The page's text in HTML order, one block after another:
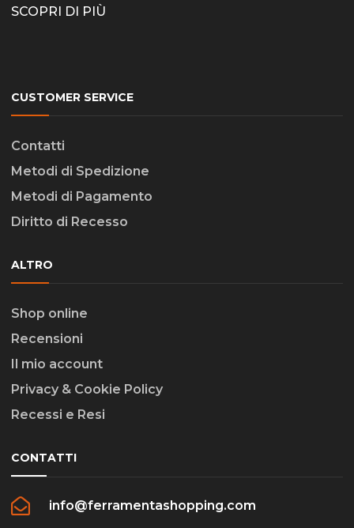
SCOPRI DI PIÙ
CUSTOMER SERVICE
Contatti
Metodi di Spedizione
Metodi di Pagamento
Diritto di Recesso
ALTRO
Shop online
Recensioni
Il mio account
Privacy & Cookie Policy
Recessi e Resi
CONTATTI
info@ferramentashopping.com